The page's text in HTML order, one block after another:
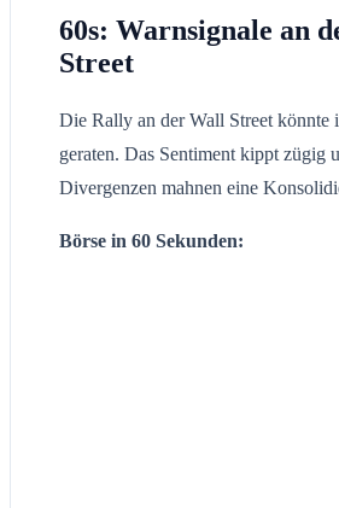
60s: Warnsignale an
Street
Die Rally an der Wall Street könnte
geraten. Das Sentiment kippt zügig
Divergenzen mahnen eine
Börse in 60 Sekunden: